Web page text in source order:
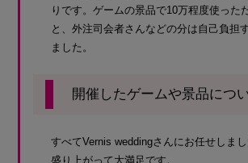
りです。ゲームの景品で10万程度使った
と、外注司会者さんなどの分は自己負担
ました。
開催したゲームや景品につ
すべてVernis weddingさんにお任せしま
盛り上がって大満足です。